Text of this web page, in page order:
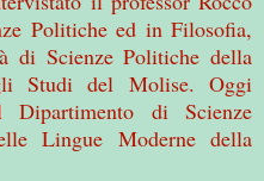
Politiche ed in Filosofia,
di Scienze Politiche della
Studi del Molise. Oggi
di Scienze
Lingue Moderne della